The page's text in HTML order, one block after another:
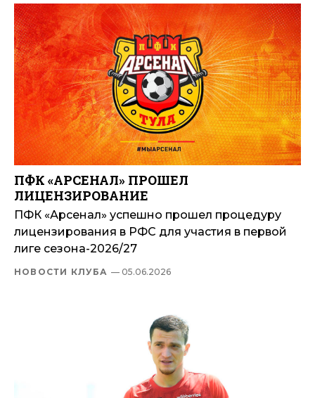
ПФК «АРСЕНАЛ» ПРОШЕЛ
ЛИЦЕНЗИРОВАНИЕ
ПФК «Арсенал» успешно прошел процедуру
лицензирования в РФС для участия в первой
лиге сезона-2026/27
НОВОСТИ КЛУБА — 05.06.2026